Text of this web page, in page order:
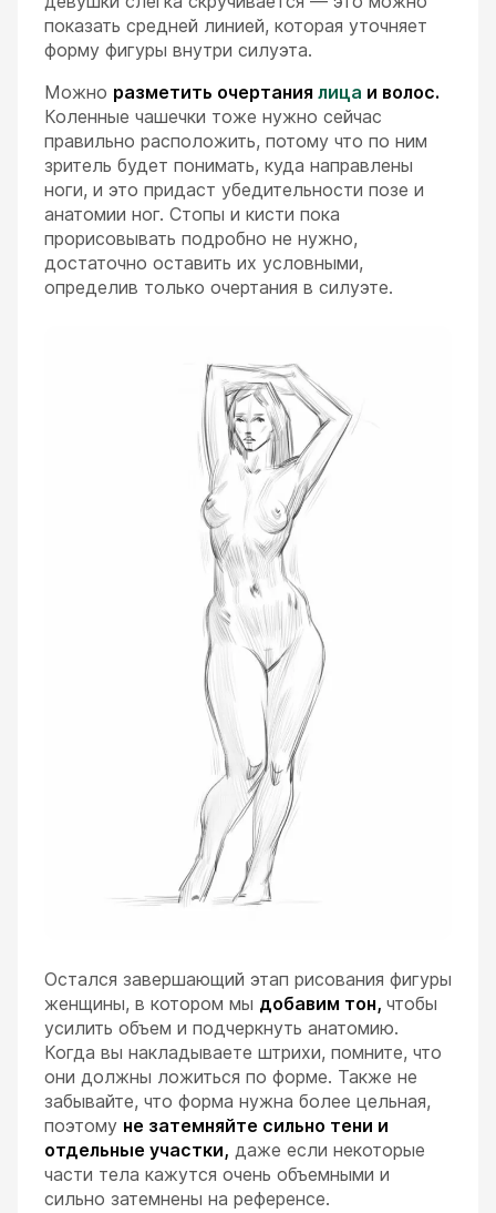
показать средней линией, которая уточняет
форму фигуры внутри силуэта.
Можно разметить очертания лица и волос.
Коленные чашечки тоже нужно сейчас
правильно расположить, потому что по ним
зритель будет понимать, куда направлены
ноги, и это придаст убедительности позе и
анатомии ног. Стопы и кисти пока
прорисовывать подробно не нужно,
достаточно оставить их условными,
определив только очертания в силуэте.
Остался завершающий этап рисования фигуры
женщины, в котором мы добавим тон, чтобы
усилить объем и подчеркнуть анатомию.
Когда вы накладываете штрихи, помните, что
они должны ложиться по форме. Также не
забывайте, что форма нужна более цельная,
поэтому не затемняйте сильно тени и
отдельные участки, даже если некоторые
части тела кажутся очень объемными и
сильно затемнены на референсе.